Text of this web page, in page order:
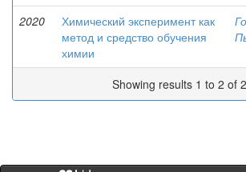
2020
Химический эксперимент как
метод и средство обучения
химии
Showing results 1 to 2 of 2